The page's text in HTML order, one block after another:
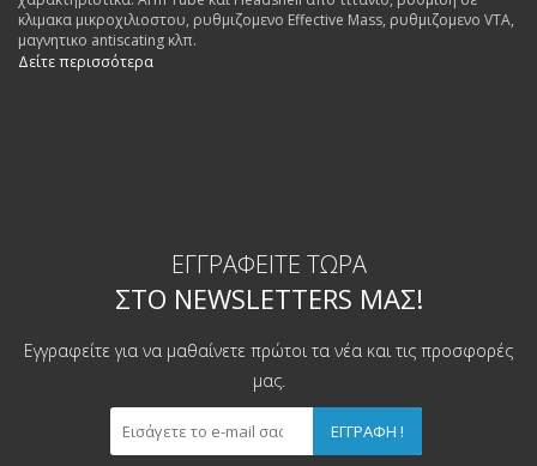
κλιμακα μικροχιλιοστου, ρυθμιζομενο Effective Mass, ρυθμιζομενο VTA,
μαγνητικο antiscating κλπ.
Δείτε περισσότερα
ΕΓΓΡΑΦΕΊΤΕ ΤΏΡΑ
ΣΤΟ NEWSLETTERS ΜΑΣ!
Εγγραφείτε για να μαθαίνετε πρώτοι τα νέα και τις προσφορές
μας.
ΕΓΓΡΑΦΉ !